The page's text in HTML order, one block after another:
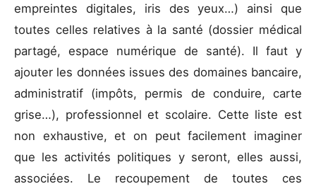
empreintes digitales, iris des yeux…) ainsi que
toutes celles relatives à la santé (dossier médical
partagé, espace numérique de santé). Il faut y
ajouter les données issues des domaines bancaire,
administratif (impôts, permis de conduire, carte
grise…), professionnel et scolaire. Cette liste est
non exhaustive, et on peut facilement imaginer
que les activités politiques y seront, elles aussi,
associées. Le recoupement de toutes ces